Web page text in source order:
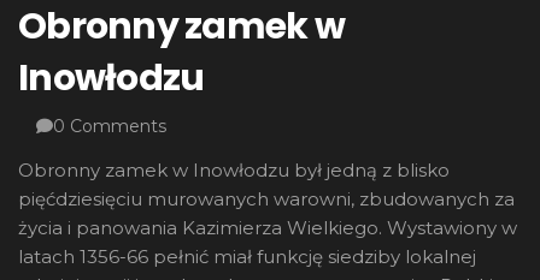
Obronny zamek w
Inowłodzu
0 Comments
Obronny zamek w Inowłodzu był jedną z blisko
pięćdziesięciu murowanych warowni, zbudowanych za
życia i panowania Kazimierza Wielkiego. Wystawiony w
latach 1356-66 pełnić miał funkcję siedziby lokalnej